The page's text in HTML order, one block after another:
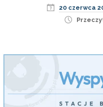
20 czerwca